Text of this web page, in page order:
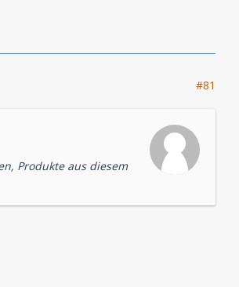
#81
Produkte aus diesem